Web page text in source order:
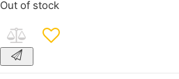
Out of stock